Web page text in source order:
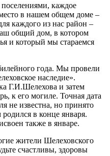
каждое
в нашем общем доме –
каждого из нас район –
общий дом, в котором
и который мы стараемся
года. Мы провели
наследие».
Г.И.Шелехова и затем
к его могиле. Точная дата
не известна, но принято
в конце января.
также в январе.
жители Шелеховского
счастливы, здоровы